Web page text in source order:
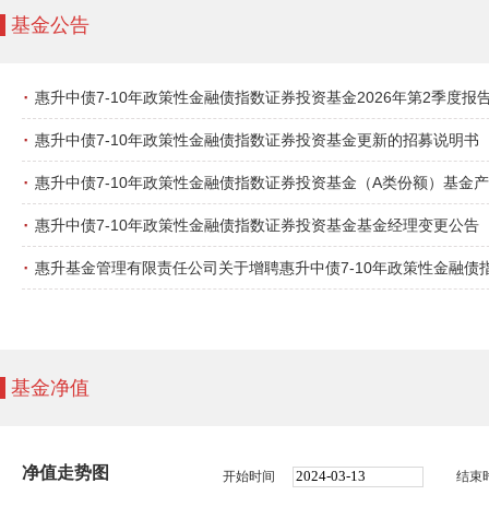
基金公告
· 惠升中债7-10年政策性金融债指数证券投资基金2026年第2季度报
· 惠升中债7-10年政策性金融债指数证券投资基金更新的招募说明书
· 惠升中债7-10年政策性金融债指数证券投资基金（A类份额）基金
· 惠升中债7-10年政策性金融债指数证券投资基金基金经理变更公告
· 惠升基金管理有限责任公司关于增聘惠升中债7-10年政策性金融债
基金净值
净值走势图 开始时间 结束